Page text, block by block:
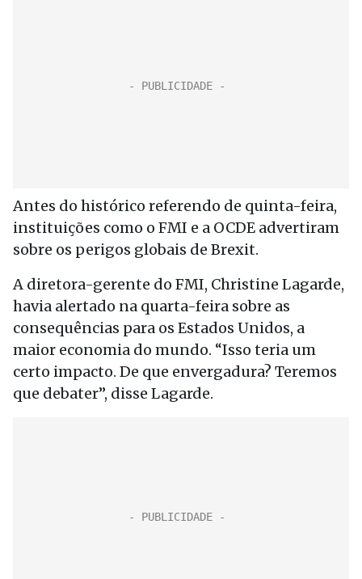
Antes do histórico referendo de quinta-feira,
instituições como o FMI e a OCDE advertiram
sobre os perigos globais de Brexit.
A diretora-gerente do FMI, Christine Lagarde,
havia alertado na quarta-feira sobre as
consequências para os Estados Unidos, a
maior economia do mundo. “Isso teria um
certo impacto. De que envergadura? Teremos
que debater”, disse Lagarde.